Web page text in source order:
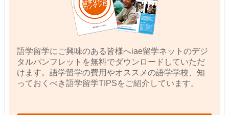
語学留学にご興味のある皆様へiae留学ネットのデジ
タルパンフレットを無料でダウンロードしていただ
けます。語学留学の費用やオススメの語学学校、知
っておくべき語学留学TIPSをご紹介しています。